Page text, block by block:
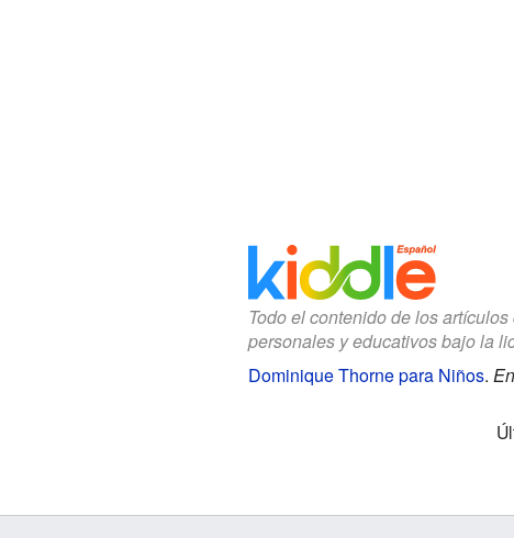
Todo el contenido de los artículos
personales y educativos bajo la
Dominique Thorne para Niños.